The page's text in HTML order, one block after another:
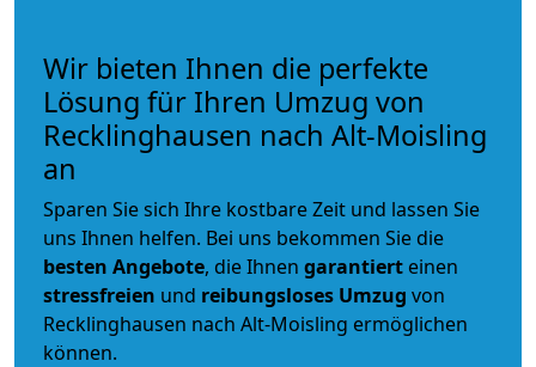
Wir bieten Ihnen die perfekte
Lösung für Ihren Umzug von
Recklinghausen nach Alt-Moisling
an
Sparen Sie sich Ihre kostbare Zeit und lassen Sie
uns Ihnen helfen. Bei uns bekommen Sie die
besten Angebote, die Ihnen garantiert einen
stressfreien und reibungsloses Umzug von
Recklinghausen nach Alt-Moisling ermöglichen
können.